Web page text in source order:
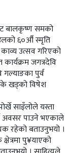
बालकृष्ण समको
६०औँ स्मृति
उत्सव गरिएको
जगत्रदेवि
पुर्व
खड्को विषेश
साइँलोले यस्ता
अवसर पाउने भएकाले
रहेको बताउनुभयो ।
पु¥याएको